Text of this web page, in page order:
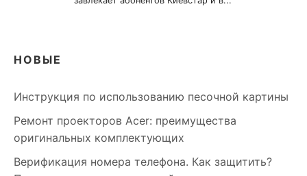
НОВЫЕ
Инструкция по использованию песочной картины
Ремонт проекторов Acer: преимущества
оригинальных комплектующих
Верификация номера телефона. Как защитить?